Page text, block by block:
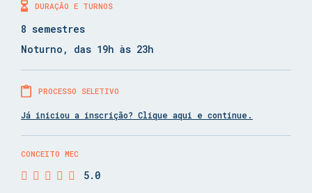
DURAÇÃO E TURNOS
8 semestres
Noturno, das 19h às 23h
PROCESSO SELETIVO
Já iniciou a inscrição? Clique aqui e continue.
CONCEITO MEC
5.0